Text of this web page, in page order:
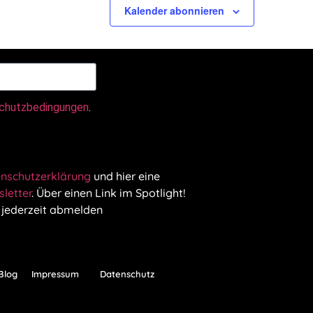
Kalender abonnieren
.
und hier eine
. Über einen Link im Spotlight!
abmelden
Impressum Datenschutz